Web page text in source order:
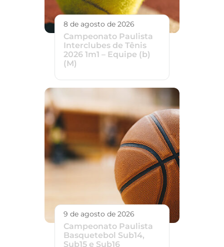
8 de agosto de 2026
Campeonato Paulista
Interclubes de Tênis
2026 1m1 – Equipe (b)
(M)
9 de agosto de 2026
Campeonato Paulista
Basquetebol Sub14,
Sub15 e Sub16